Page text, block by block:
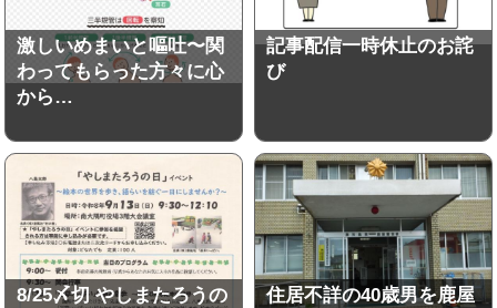
激しいめまいと嘔吐〜関
わってもらった方々に心
から…
記事配信一時休止のお詫
び
8/25〆切 やしまたろうの
住居不詳の40歳男を鹿屋